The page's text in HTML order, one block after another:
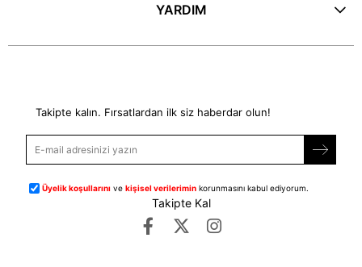
YARDIM
Takipte kalın. Fırsatlardan ilk siz haberdar olun!
Üyelik koşullarını vekişisel verilerimin korunmasını kabul ediyorum.
Takipte Kal